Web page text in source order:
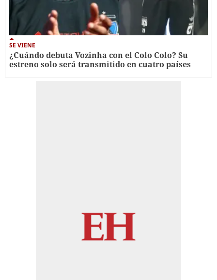
SE VIENE
¿Cuándo debuta Vozinha con el Colo Colo? Su
estreno solo será transmitido en cuatro países